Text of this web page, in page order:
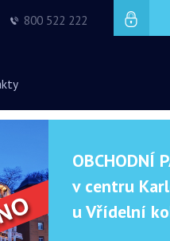
800 522 222
OBCHODNÍ
v centru
u Vřídelní